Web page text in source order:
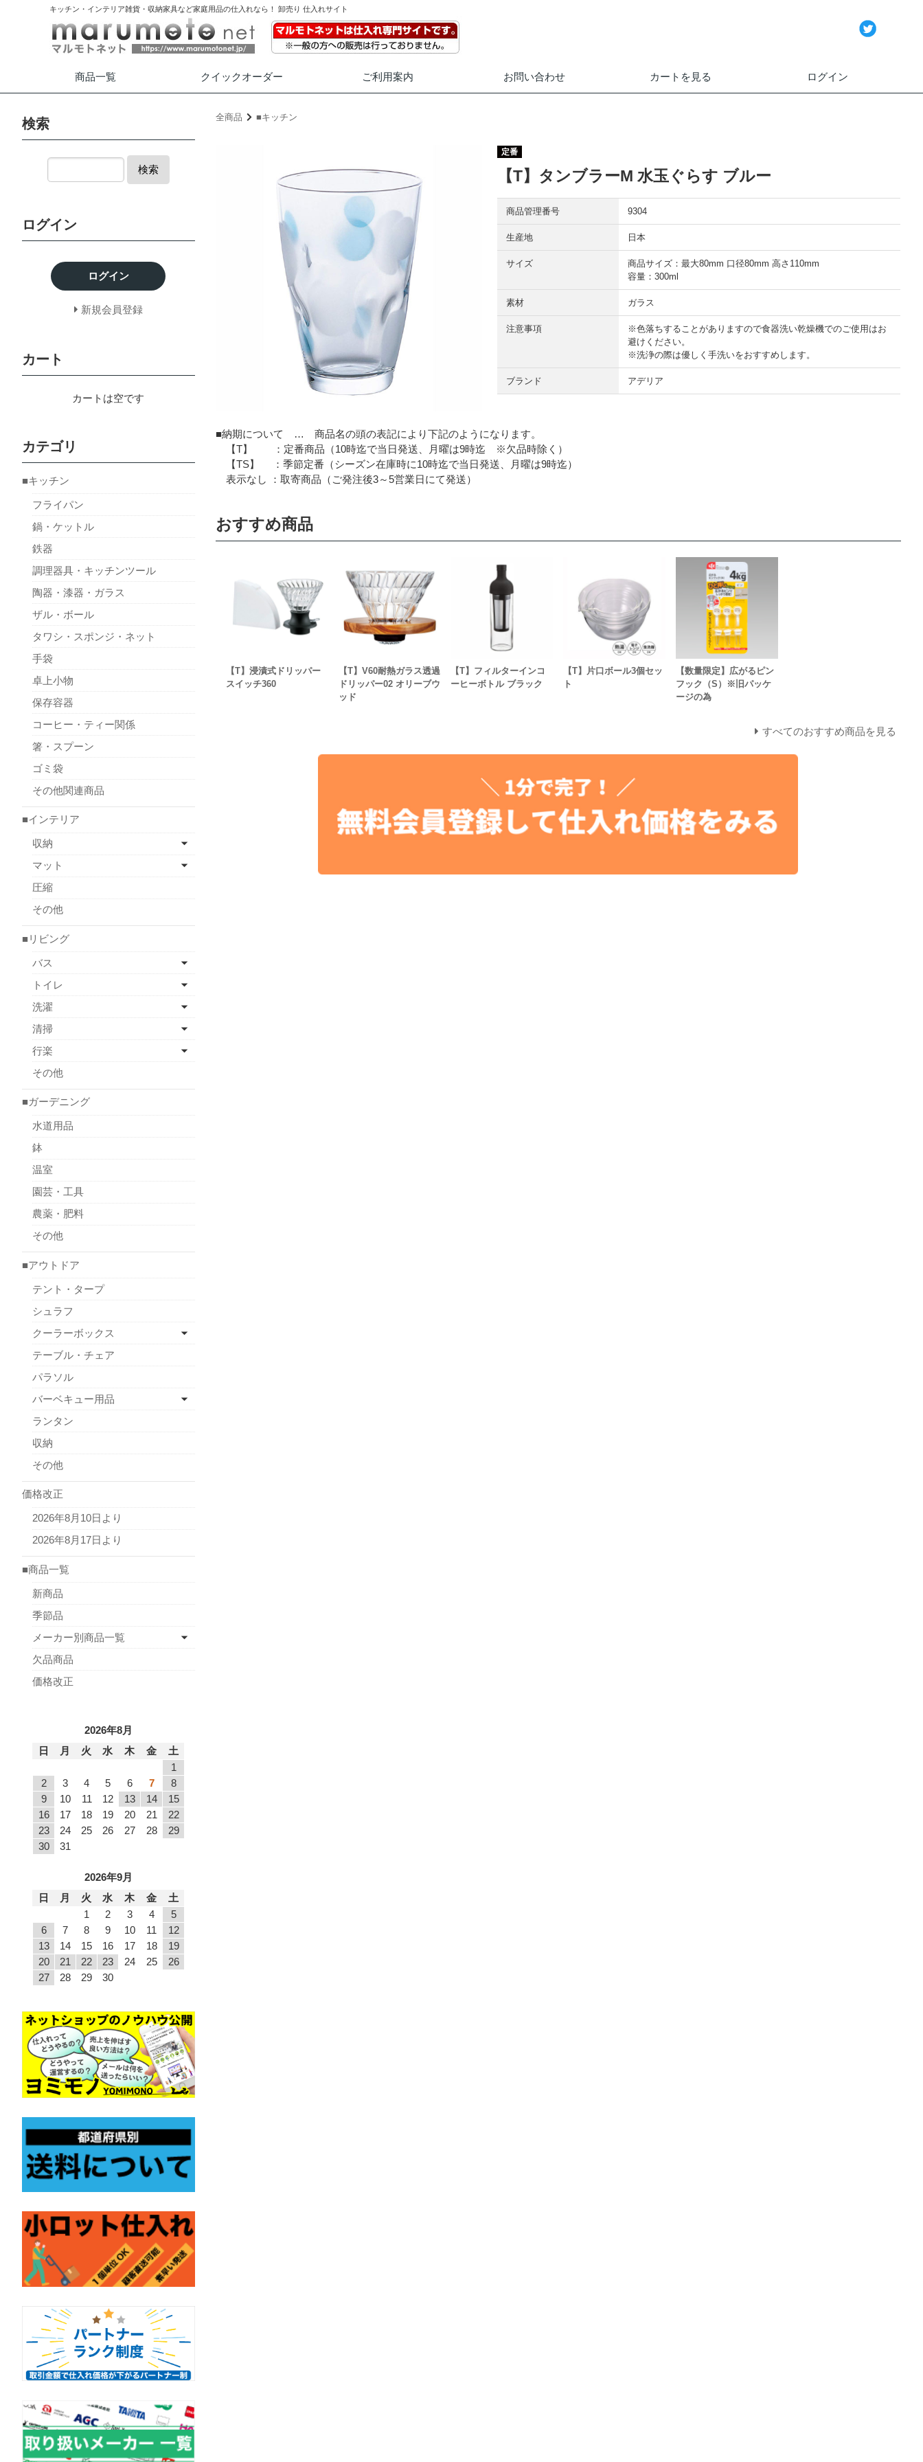
キッチン・インテリア雑貨・収納家具など家庭用品の仕入れなら！ 卸売り 仕入れサイト
商品一覧 クイックオーダー ご利用案内 お問い合わせ カートを見る ログイン
全商品 ■キッチン
定番
【T】タンブラーM 水玉ぐらす ブルー
商品管理番号 9304
生産地 日本
サイズ
商品サイズ：最大80mm 口径80mm 高さ110mm
容量：300ml
素材 ガラス
注意事項
※色落ちすることがありますので食器洗い乾燥機でのご使用はお
避けください。
※洗浄の際は優しく手洗いをおすすめします。
ブランド アデリア
■納期について … 商品名の頭の表記により下記のようになります。
【T】 ：定番商品（10時迄で当日発送、月曜は9時迄 ※欠品時除く）
【TS】 ：季節定番（シーズン在庫時に10時迄で当日発送、月曜は9時迄）
表示なし ：取寄商品（ご発注後3～5営業日にて発送）
おすすめ商品
【T】浸漬式ドリッパー
スイッチ360
【T】V60耐熱ガラス透過
ドリッパー02 オリーブウ
ッド
【T】フィルターインコ
ーヒーボトル ブラック
【T】片口ボール3個セッ
ト
【数量限定】広がるピン
フック（S）※旧パッケ
ージの為
すべてのおすすめ商品を見る
検索
検索
ログイン
ログイン
新規会員登録
カート
カートは空です
カテゴリ
■キッチン
フライパン
鍋・ケットル
鉄器
調理器具・キッチンツール
陶器・漆器・ガラス
ザル・ボール
タワシ・スポンジ・ネット
手袋
卓上小物
保存容器
コーヒー・ティー関係
箸・スプーン
ゴミ袋
その他関連商品
■インテリア
収納
マット
圧縮
その他
■リビング
バス
トイレ
洗濯
清掃
行楽
その他
■ガーデニング
水道用品
鉢
温室
園芸・工具
農薬・肥料
その他
■アウトドア
テント・タープ
シュラフ
クーラーボックス
テーブル・チェア
パラソル
バーベキュー用品
ランタン
収納
その他
価格改正
2026年8月10日より
2026年8月17日より
■商品一覧
新商品
季節品
メーカー別商品一覧
欠品商品
価格改正
2026年8月
日
月 火 水 木 金
土
1
2
3 4 5 6 7
8
9
10 11 12 13 14
15
16
17 18 19 20 21
22
23
24 25 26 27 28
29
30
31
2026年9月
日
月 火 水 木 金
土
1
2 3 4
5
6
7 8 9 10 11
12
13
14 15 16 17 18
19
20
21 22 23 24 25
26
27
28 29 30